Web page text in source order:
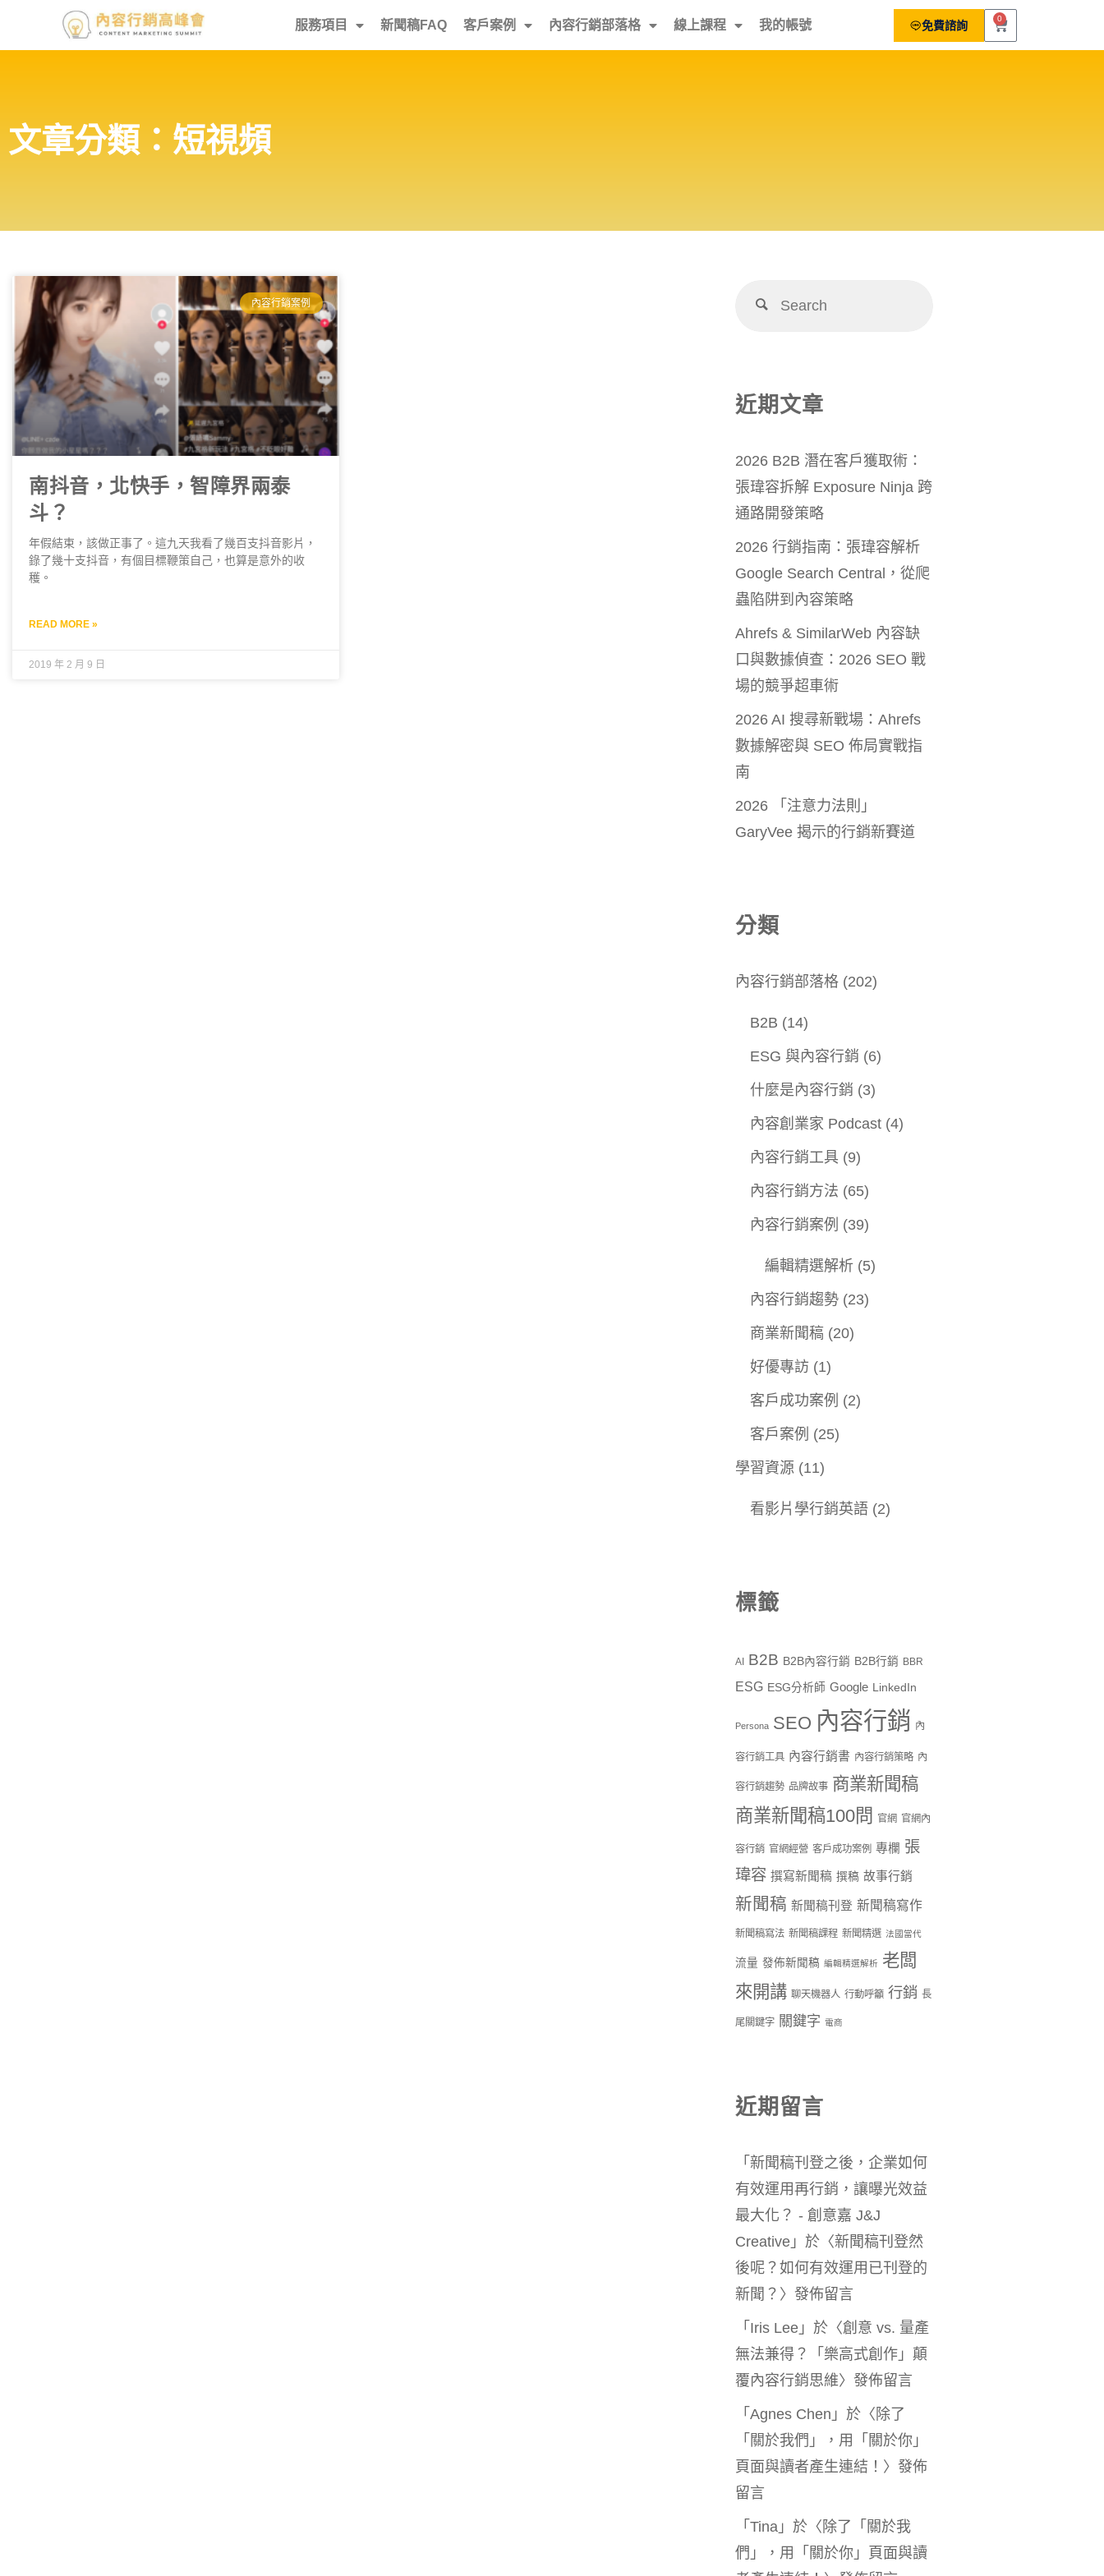
服務項目 新聞稿FAQ 客戶案例 內容行銷部落格 線上課程 我的帳號 免費諮詢
0
文章分類：短視頻
內容行銷案例
南抖音，北快手，智障界兩泰
斗？
年假結束，該做正事了。這九天我看了幾百支抖音影片，
錄了幾十支抖音，有個目標鞭策自己，也算是意外的收
穫。
READ MORE »
2019 年 2 月 9 日
近期文章
2026 B2B 潛在客戶獲取術：
張瑋容拆解 Exposure Ninja 跨
通路開發策略
2026 行銷指南：張瑋容解析
Google Search Central，從爬
蟲陷阱到內容策略
Ahrefs & SimilarWeb 內容缺
口與數據偵查：2026 SEO 戰
場的競爭超車術
2026 AI 搜尋新戰場：Ahrefs
數據解密與 SEO 佈局實戰指
南
2026 「注意力法則」
GaryVee 揭示的行銷新賽道
分類
內容行銷部落格 (202)
B2B (14)
ESG 與內容行銷 (6)
什麼是內容行銷 (3)
內容創業家 Podcast (4)
內容行銷工具 (9)
內容行銷方法 (65)
內容行銷案例 (39)
編輯精選解析 (5)
內容行銷趨勢 (23)
商業新聞稿 (20)
好優專訪 (1)
客戶成功案例 (2)
客戶案例 (25)
學習資源 (11)
看影片學行銷英語 (2)
標籤
AI B2B B2B內容行銷 B2B行銷 BBR
ESG ESG分析師 Google LinkedIn
Persona SEO 內容行銷 內
容行銷工具 內容行銷書 內容行銷策略 內
容行銷趨勢 品牌故事 商業新聞稿
商業新聞稿100問 官網 官網內
容行銷 官網經營 客戶成功案例 專欄 張
瑋容 撰寫新聞稿 撰稿 故事行銷
新聞稿 新聞稿刊登 新聞稿寫作
新聞稿寫法 新聞稿課程 新聞精選 法國當代
流量 發佈新聞稿 編輯精選解析 老闆
來開講 聊天機器人 行動呼籲 行銷 長
尾關鍵字 關鍵字 電商
近期留言
「 新聞稿刊登之後，企業如何
有效運用再行銷，讓曝光效益
最大化？ - 創意嘉 J&J
Creative 」於〈新聞稿刊登然
後呢？如何有效運用已刊登的
新聞？ 〉發佈留言
「 Iris Lee 」於〈創意 vs. 量產
無法兼得？「樂高式創作」顛
覆內容行銷思維〉發佈留言
「 Agnes Chen 」於〈 除了
「關於我們」，用「關於你」
頁面與讀者產生連結！ 〉發佈
留言
「 Tina 」於〈 除了「關於我
們」，用「關於你」頁面與讀